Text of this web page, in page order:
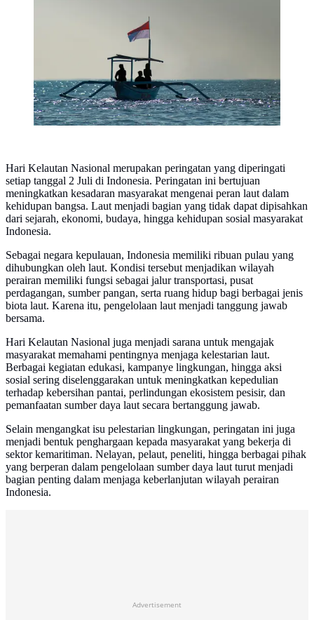
Hari Kelautan Nasional merupakan peringatan yang diperingati
setiap tanggal 2 Juli di Indonesia. Peringatan ini bertujuan
meningkatkan kesadaran masyarakat mengenai peran laut dalam
kehidupan bangsa. Laut menjadi bagian yang tidak dapat dipisahkan
dari sejarah, ekonomi, budaya, hingga kehidupan sosial masyarakat
Indonesia.
Sebagai negara kepulauan, Indonesia memiliki ribuan pulau yang
dihubungkan oleh laut. Kondisi tersebut menjadikan wilayah
perairan memiliki fungsi sebagai jalur transportasi, pusat
perdagangan, sumber pangan, serta ruang hidup bagi berbagai jenis
biota laut. Karena itu, pengelolaan laut menjadi tanggung jawab
bersama.
Hari Kelautan Nasional juga menjadi sarana untuk mengajak
masyarakat memahami pentingnya menjaga kelestarian laut.
Berbagai kegiatan edukasi, kampanye lingkungan, hingga aksi
sosial sering diselenggarakan untuk meningkatkan kepedulian
terhadap kebersihan pantai, perlindungan ekosistem pesisir, dan
pemanfaatan sumber daya laut secara bertanggung jawab.
Selain mengangkat isu pelestarian lingkungan, peringatan ini juga
menjadi bentuk penghargaan kepada masyarakat yang bekerja di
sektor kemaritiman. Nelayan, pelaut, peneliti, hingga berbagai pihak
yang berperan dalam pengelolaan sumber daya laut turut menjadi
bagian penting dalam menjaga keberlanjutan wilayah perairan
Indonesia.
Advertisement